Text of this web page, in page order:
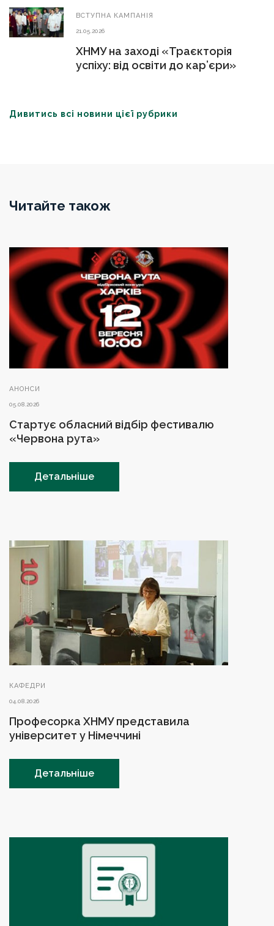
ВСТУПНА КАМПАНІЯ
21.05.2026
ХНМУ на заході «Траєкторія
успіху: від освіти до кар’єри»
Дивитись всі новини цієї рубрики
Читайте також
АНОНСИ
05.08.2026
Стартує обласний відбір фестивалю
«Червона рута»
Детальніше
КАФЕДРИ
04.08.2026
Професорка ХНМУ представила
університет у Німеччині
Детальніше